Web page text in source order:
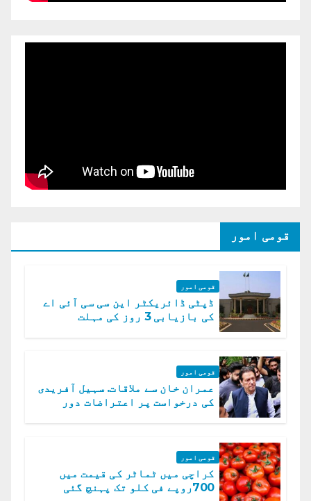
قومی امور
قومی امور
ڈپٹی ڈائریکٹر این سی سی آئی اے
کی بازیابی 3 روز کی مہلت
قومی امور
عمران خان سے ملاقات. سہیل آفریدی
کی درخواست پر اعتراضات دور
قومی امور
کراچی میں ٹماٹر کی قیمت میں
700روپے فی کلو تک پہنچ گئی